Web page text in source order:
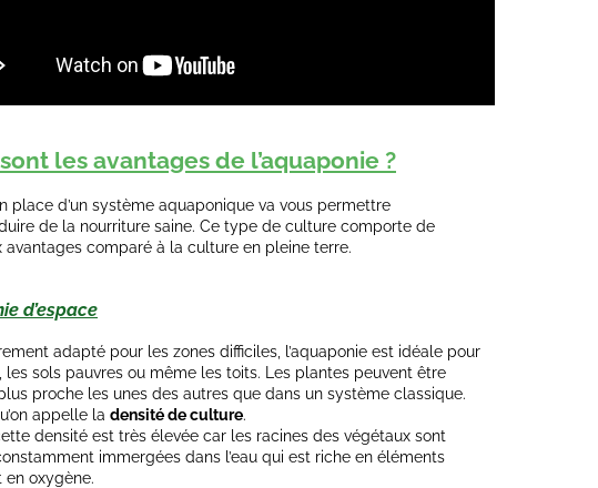
les avantages de l’aquaponie ?
place d’un système aquaponique va vous permettre
de la nourriture saine. Ce type de culture comporte de
avantages comparé à la culture en pleine terre.
d’espace
adapté pour les zones difficiles, l’aquaponie est idéale pour
les sols pauvres ou même les toits. Les plantes peuvent être
proche les unes des autres que dans un système classique.
appelle la densité de culture.
densité est très élevée car les racines des végétaux sont
immergées dans l’eau qui est riche en éléments
en oxygène.